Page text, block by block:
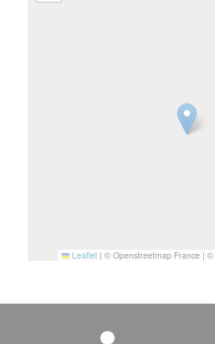
Leaflet | © Openstreetmap France | ©